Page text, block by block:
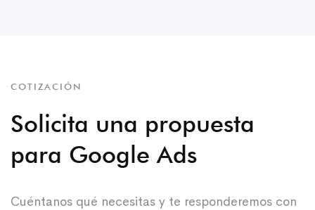
COTIZACIÓN
Solicita una propuesta
para Google Ads
Cuéntanos qué necesitas y te responderemos con